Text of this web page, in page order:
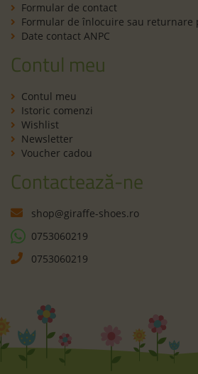
Formular de contact
Formular de înlocuire sau returnare
Date contact ANPC
Contul meu
Contul meu
Istoric comenzi
Wishlist
Newsletter
Voucher cadou
Contactează-ne
shop@giraffe-shoes.ro
0753060219
0753060219